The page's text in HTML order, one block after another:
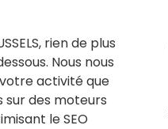
rien de plus
Nous nous
activité que
sur des moteurs
le SEO